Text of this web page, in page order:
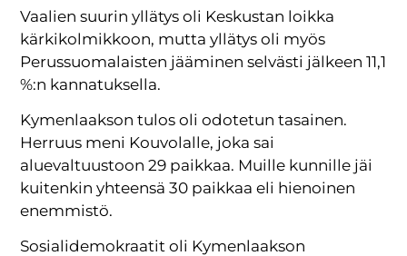
Vaalien suurin yllätys oli Keskustan loikka
kärkikolmikkoon, mutta yllätys oli myös
Perussuomalaisten jääminen selvästi jälkeen 11,1
%:n kannatuksella.
Kymenlaakson tulos oli odotetun tasainen.
Herruus meni Kouvolalle, joka sai
aluevaltuustoon 29 paikkaa. Muille kunnille jäi
kuitenkin yhteensä 30 paikkaa eli hienoinen
enemmistö.
Sosialidemokraatit oli Kymenlaakson